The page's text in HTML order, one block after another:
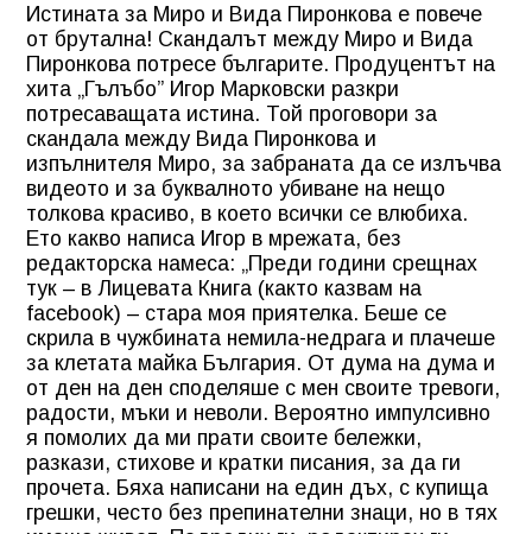
Истината за Миро и Вида Пиронкова е повече
от брутална! Скандалът между Миро и Вида
Пиронкова потресе българите. Продуцентът на
хита „Гълъбо” Игор Марковски разкри
потресаващата истина. Той проговори за
скандала между Вида Пиронкова и
изпълнителя Миро, за забраната да се излъчва
видеото и за буквалното убиване на нещо
толкова красиво, в което всички се влюбиха.
Ето какво написа Игор в мрежата, без
редакторска намеса: „Преди години срещнах
тук – в Лицевата Книга (както казвам на
facebook) – стара моя приятелка. Беше се
скрила в чужбината немила-недрага и плачеше
за клетата майка България. От дума на дума и
от ден на ден споделяше с мен своите тревоги,
радости, мъки и неволи. Вероятно импулсивно
я помолих да ми прати своите бележки,
разкази, стихове и кратки писания, за да ги
прочета. Бяха написани на един дъх, с купища
грешки, често без препинателни знаци, но в тях